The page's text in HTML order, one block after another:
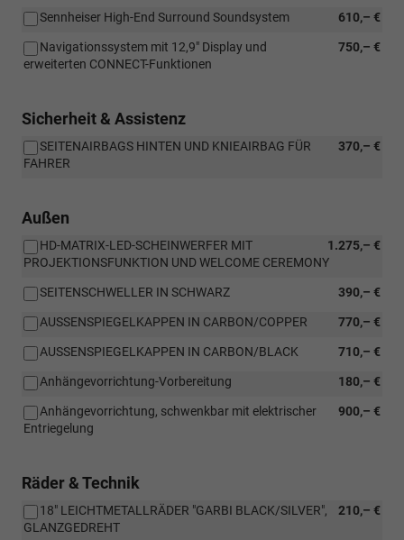
610,– €
Sennheiser High-End Surround Soundsystem
750,– €
Navigationssystem mit 12,9" Display und
erweiterten CONNECT-Funktionen
Sicherheit & Assistenz
370,– €
SEITENAIRBAGS HINTEN UND KNIEAIRBAG FÜR
FAHRER
Außen
1.275,– €
HD-MATRIX-LED-SCHEINWERFER MIT
PROJEKTIONSFUNKTION UND WELCOME CEREMONY
390,– €
SEITENSCHWELLER IN SCHWARZ
770,– €
AUSSENSPIEGELKAPPEN IN CARBON/COPPER
710,– €
AUSSENSPIEGELKAPPEN IN CARBON/BLACK
180,– €
Anhängevorrichtung-Vorbereitung
900,– €
Anhängevorrichtung, schwenkbar mit elektrischer
Entriegelung
Räder & Technik
210,– €
18" LEICHTMETALLRÄDER "GARBI BLACK/SILVER",
GLANZGEDREHT